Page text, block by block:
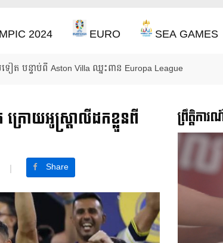
2024 EURO SEA GAMES
ៀត បន្ទាប់ពី Aston Villa ឈ្នះពាន Europa League
ក្រោយអូស្ត្រាលីដកខ្លួនពី
Share
ព្រឹត្តិកា